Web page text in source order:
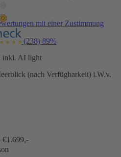
mit einer Zustimmung
(238) 89%
inkl. AI light
(nach Verfügbarkeit) i.W.v.
€1.699,-